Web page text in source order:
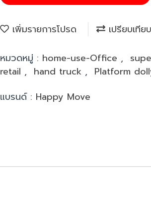
เพิ่มรายการโปรด เปรียบเทียบ
หมวดหมู่ : home-use-Office ,
retail , hand truck , Platform
แบรนด์ : Happy Move